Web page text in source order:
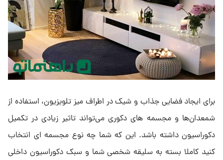
برای ایجاد فضایی جذاب و شیک در اطراف میز تلویزیون، استفاده از
شمعدان‌ها و مجسمه‌ های دکوری می‌تواند تاثیر زیادی در تکمیل
دکوراسیون داشته باشد. این که شما چه نوع مجسمه ای انتخاب
کنید کاملا بسته به سلیقه شخصی شما و سبک دکوراسیون داخلی